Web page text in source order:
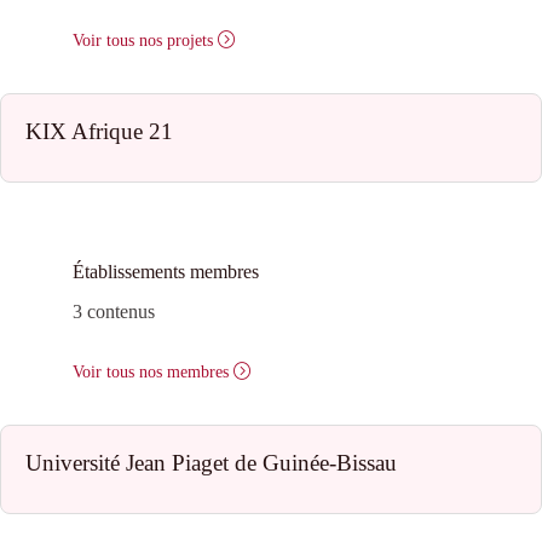
Voir tous nos projets
KIX Afrique 21
Établissements membres
3 contenus
Voir tous nos membres
Université Jean Piaget de Guinée-Bissau